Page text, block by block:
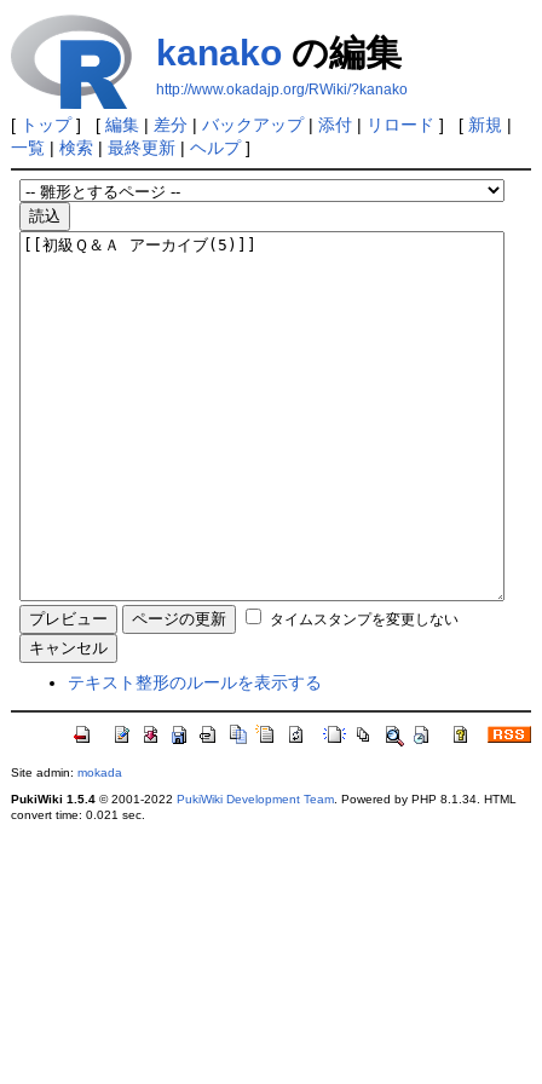
kanakoの編集
http://www.okadajp.org/RWiki/?kanako
[ トップ] [ 編集| 差分| バックアップ| 添付| リロード ] [ 新規 |
一覧| 検索| 最終更新| ヘルプ]
タイムスタンプを変更しない
テキスト整形のルールを表示する
Site admin: mokada
PukiWiki 1.5.4© 2001-2022 PukiWiki Development Team. Powered by PHP 8.1.34. HTML
convert time: 0.021 sec.